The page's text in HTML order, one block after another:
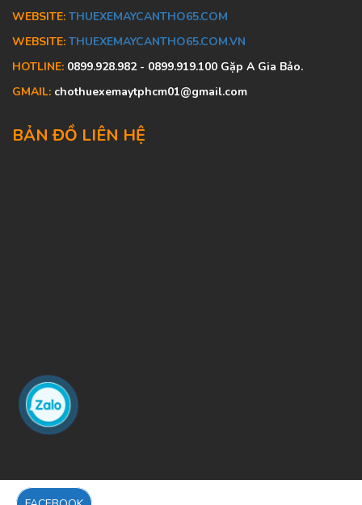
WEBSITE: THUEXEMAYCANTHO65.COM
WEBSITE: THUEXEMAYCANTHO65.COM.VN
HOTLINE: 0899.928.982 - 0899.919.100 Gặp A Gia Bảo.
GMAIL: chothuexemaytphcm01@gmail.com
BẢN ĐỒ LIÊN HỆ